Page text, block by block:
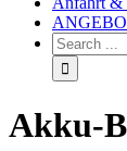
Akku-